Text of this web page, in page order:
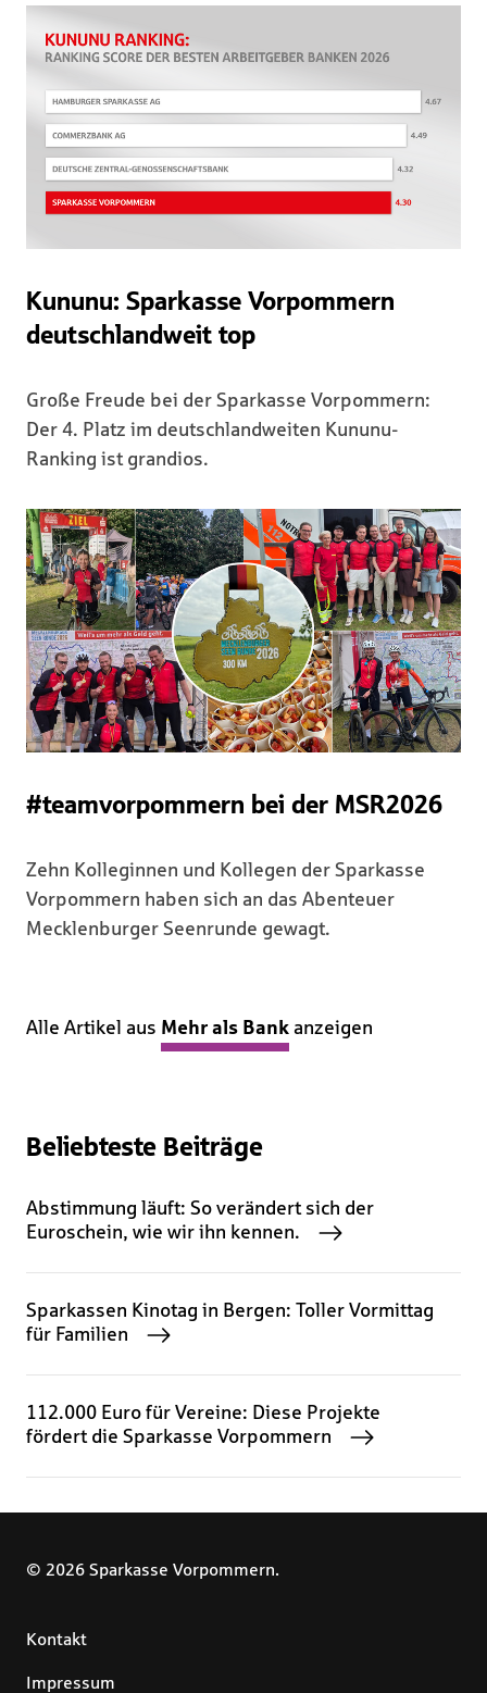
Kununu: Sparkasse Vorpommern
deutschlandweit top
Große Freude bei der Sparkasse Vorpommern:
Der 4. Platz im deutschlandweiten Kununu-
Ranking ist grandios.
#teamvorpommern bei der MSR2026
Zehn Kolleginnen und Kollegen der Sparkasse
Vorpommern haben sich an das Abenteuer
Mecklenburger Seenrunde gewagt.
Alle Artikel aus Mehr als Bank anzeigen
Beliebteste Beiträge
Abstimmung läuft: So verändert sich der
Euroschein, wie wir ihn kennen.
Sparkassen Kinotag in Bergen: Toller Vormittag
für Familien
112.000 Euro für Vereine: Diese Projekte
fördert die Sparkasse Vorpommern
© 2026 Sparkasse Vorpommern.
Kontakt
Impressum